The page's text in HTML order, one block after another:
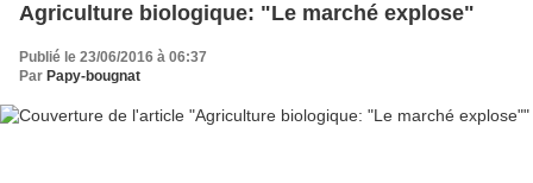
Agriculture biologique: "Le marché explose"
Publié le 23/06/2016 à 06:37
Par Papy-bougnat